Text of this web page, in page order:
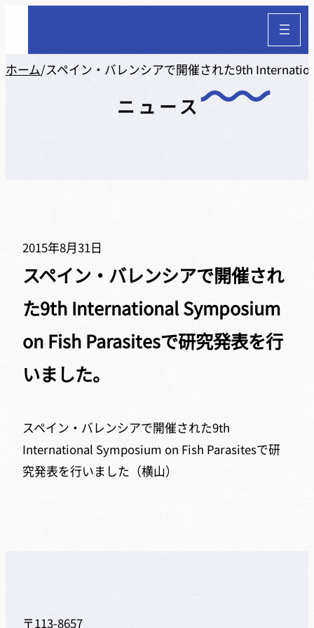
ニュース
ホーム/スペイン・バレンシアで開催された9th
2015年8月31日
スペイン・バレンシアで開催され
た9th International Symposium
on Fish Parasitesで研究発表を行
いました。
スペイン・バレンシアで開催された9th
International Symposium on Fish Parasitesで研
究発表を行いました（横山）
〒113-8657